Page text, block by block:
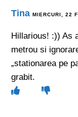
Tina MIERCURI, 22
Hillarious! :)) As
metrou si
„stationarea pe
grabit.